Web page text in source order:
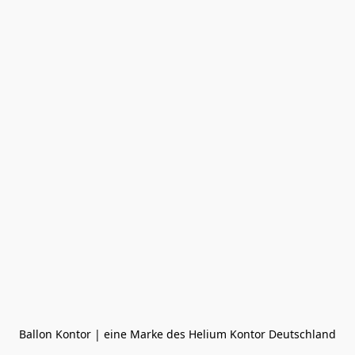
Ballon Kontor | eine Marke des Helium Kontor Deutschland